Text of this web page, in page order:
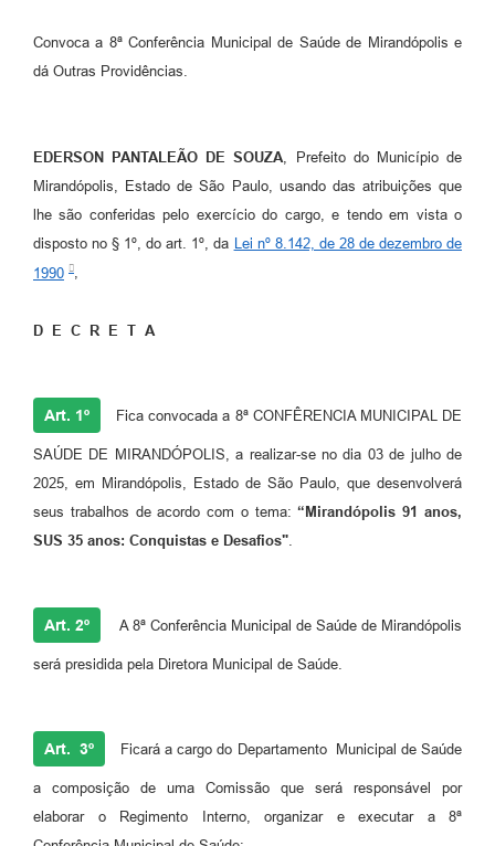
Terceiro Setor
Serviços Online
Notícias
Perguntas Frequentes
Contratos
Cadastro de Artistas
Convoca a 8ª Conferência Municipal de Saúde de Mirandópolis e
dá Outras Providências.
EDERSON PANTALEÃO DE SOUZA, Prefeito do Município de
Mirandópolis, Estado de São Paulo, usando das atribuições que
lhe são conferidas pelo exercício do cargo, e tendo em vista o
disposto no § 1º, do art. 1º, da Lei nº 8.142, de 28 de dezembro de
1990
,
D E C R E T A
Art. 1º Fica convocada a 8ª CONFÊRENCIA MUNICIPAL DE
SAÚDE DE MIRANDÓPOLIS, a realizar-se no dia 03 de julho de
2025, em Mirandópolis, Estado de São Paulo, que desenvolverá
seus trabalhos de acordo com o tema: “Mirandópolis 91 anos,
SUS 35 anos: Conquistas e Desafios"
Art. 2º A 8ª Conferência Municipal de Saúde de Mirandópolis
será presidida pela Diretora Municipal de Saúde.
Art. 3º Ficará a cargo do Departamento Municipal de Saúde
a composição de uma Comissão que será responsável por
elaborar o Regimento Interno, organizar e executar a 8ª